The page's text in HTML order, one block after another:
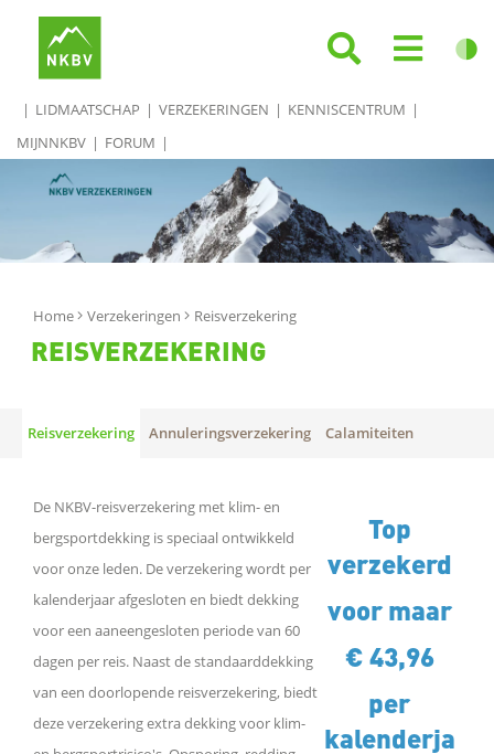
LIDMAATSCHAP VERZEKERINGEN
KENNISCENTRUM
MIJNNKBV
FORUM
Home Verzekeringen Reisverzekering
REISVERZEKERING
Reisverzekering Annuleringsverzekering Calamiteiten
De NKBV-reisverzekering met klim- en
bergsportdekking is speciaal ontwikkeld
voor onze leden. De verzekering wordt per
kalenderjaar afgesloten en biedt dekking
voor een aaneengesloten periode van 60
dagen per reis. Naast de standaarddekking
van een doorlopende reisverzekering, biedt
deze verzekering extra dekking voor klim-
Top
verzekerd
voor maar
€ 43,96
per
kalenderja